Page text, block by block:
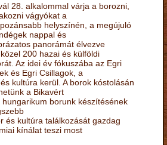
28. alkalommal várja a borozni,
vágyókat a
helyszínén, a megújuló
nappal és
panorámát élvezve
200 hazai és külföldi
Az idei év fókuszába az Egri
és Egri Csillagok, a
kultúra kerül. A borok kóstolásán
a Bikavért
borunk készítésének
és kultúra találkozását gazdag
kínálat teszi most